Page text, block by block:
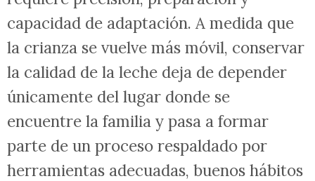
capacidad de adaptación. A medida que
la crianza se vuelve más móvil, conservar
la calidad de la leche deja de depender
únicamente del lugar donde se
encuentre la familia y pasa a formar
parte de un proceso respaldado por
herramientas adecuadas, buenos hábitos